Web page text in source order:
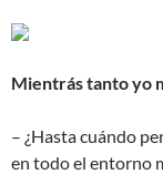
Mientrás tanto yo
– ¿Hasta cuándo
en todo el entorno